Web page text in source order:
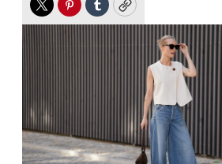
TwitterPinterest
TumblrCopy